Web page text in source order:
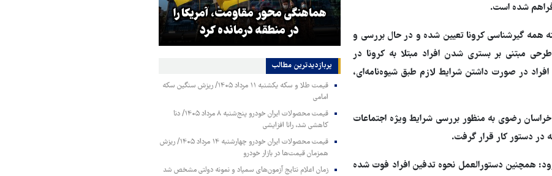
شده است.
همه گیرشناسی کرونا تعیین شده و در حال بررسی و
مبتنی بر بستری شدن افراد مبتلا به کرونا در
در صورت داشتن شرایط لازم طبق شیوه‌نامه‌ای،
رضوی به منظور بررسی شرایط ویژه اجتماعات
در دستور کار قرار گرفت.
همچنین دستورالعمل نحوه تدفین افراد فوت شده
۳ میلیون زائر اربعین به کشور
بازگشتند
هماهنگی محور مقاومت، آمریکا را
در منطقه درمانده کرد
پربازدیدترین‌ مطالب
قیمت طلا و سکه یکشنبه ۱۱ مرداد ۱۴۰۵/ ریزش سنگین سکه
امامی
قیمت محصولات ایران خودرو پنج‌شنبه ۸ مرداد ۱۴۰۵/ دنا
کاهشی شد، رانا افزایشی
قیمت محصولات ایران خودرو چهارشنبه ۱۴ مرداد ۱۴۰۵/ ریزش
همزمان قیمت‌ها در بازار خودرو
زمان اعلام نتایج آزمون‌های سمپاد و نمونه دولتی مشخص شد